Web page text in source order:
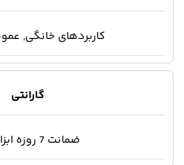
کاربردهای خانگی,
گارانتی
ضمانت 7 روزه ابزارلاین